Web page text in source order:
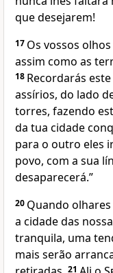
que desejarem!
17 Os vossos
assim como as
18 Recordarás
assírios, do lado
torres, fazendo
da tua cidade
para o outro eles
povo, com a sua
desaparecerá.”
20 Quando
a cidade das
tranquila, uma
mais serão
21